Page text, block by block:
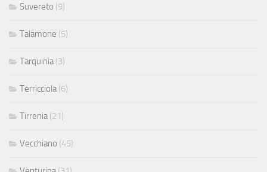
Suvereto (9)
Talamone (5)
Tarquinia (3)
Terricciola (6)
Tirrenia (21)
Vecchiano (45)